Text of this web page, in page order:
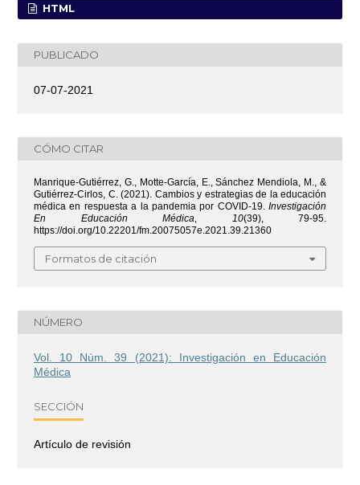
HTML
PUBLICADO
07-07-2021
CÓMO CITAR
Manrique-Gutiérrez, G., Motte-García, E., Sánchez Mendiola, M., &
Gutiérrez-Cirlos, C. (2021). Cambios y estrategias de la educación
médica en respuesta a la pandemia por COVID-19. Investigación
En Educación Médica, 10(39), 79-95.
https://doi.org/10.22201/fm.20075057e.2021.39.21360
Formatos de citación
NÚMERO
Vol. 10 Núm. 39 (2021): Investigación en Educación
Médica
SECCIÓN
Artículo de revisión